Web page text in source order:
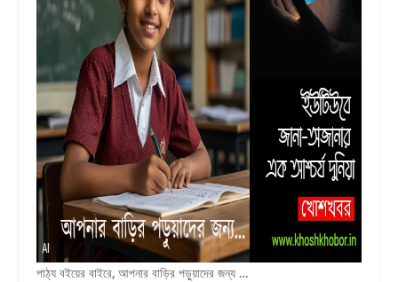
পাঠ্য বইয়ের বাইরে, আপনার বাড়ির পড়ুয়াদের জন্য …